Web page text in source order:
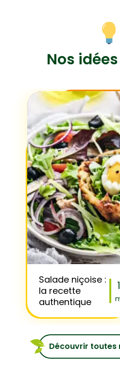
Nos idées
Salade niçoise :
la recette
authentique
Découvrir toutes